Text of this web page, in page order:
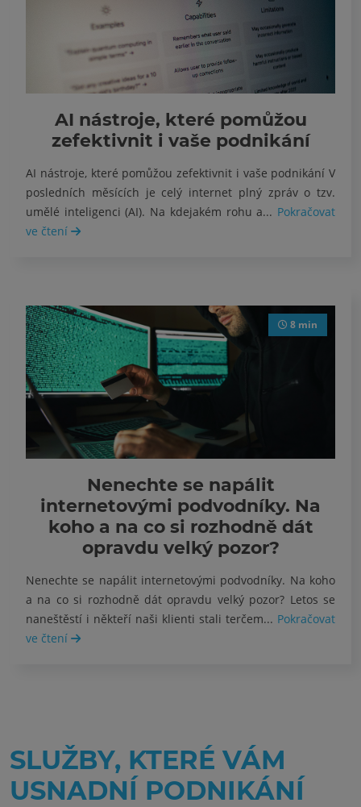
AI nástroje, které pomůžou
zefektivnit i vaše podnikání
AI nástroje, které pomůžou zefektivnit i vaše podnikání V
posledních měsících je celý internet plný zpráv o tzv.
umělé inteligenci (AI). Na kdejakém rohu a... Pokračovat
ve čtení
8 min
Nenechte se napálit
internetovými podvodníky. Na
koho a na co si rozhodně dát
opravdu velký pozor?
Nenechte se napálit internetovými podvodníky. Na koho
a na co si rozhodně dát opravdu velký pozor? Letos se
naneštěstí i někteří naši klienti stali terčem... Pokračovat
ve čtení
SLUŽBY, KTERÉ VÁM
USNADNÍ PODNIKÁNÍ